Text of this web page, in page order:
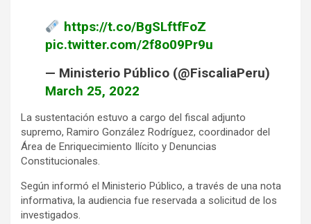
https://t.co/BgSLftfFoZ
pic.twitter.com/2f8o09Pr9u
— Ministerio Público (@FiscaliaPeru)
March 25, 2022
La sustentación estuvo a cargo del fiscal adjunto
supremo, Ramiro González Rodríguez, coordinador del
Área de Enriquecimiento Ilícito y Denuncias
Constitucionales.
Según informó el Ministerio Público, a través de una nota
informativa, la audiencia fue reservada a solicitud de los
investigados.